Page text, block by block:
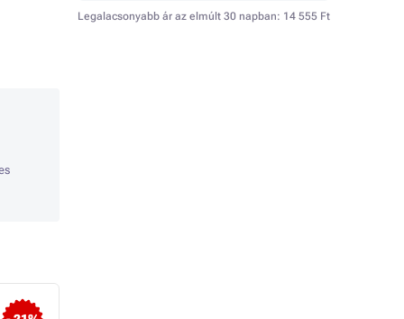
Legalacsonyabb ár az elmúlt 30 napban: 14 555 Ft